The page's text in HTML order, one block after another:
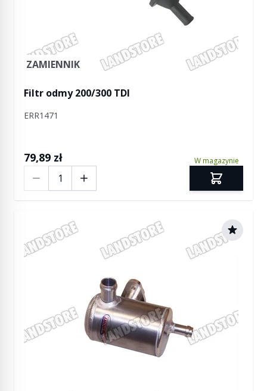
ZAMIENNIK
Filtr odmy 200/300 TDI
ERR1471
79,89 zł W magazynie